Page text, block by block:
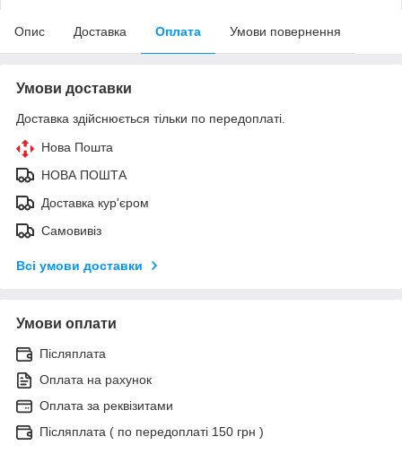
Опис Доставка Оплата Умови повернення
Умови доставки
Доставка здійснюється тільки по передоплаті.
Нова Пошта
НОВА ПОШТА
Доставка кур'єром
Самовивіз
Всі умови доставки
Умови оплати
Післяплата
Оплата на рахунок
Оплата за реквізитами
Післяплата ( по передоплаті 150 грн )